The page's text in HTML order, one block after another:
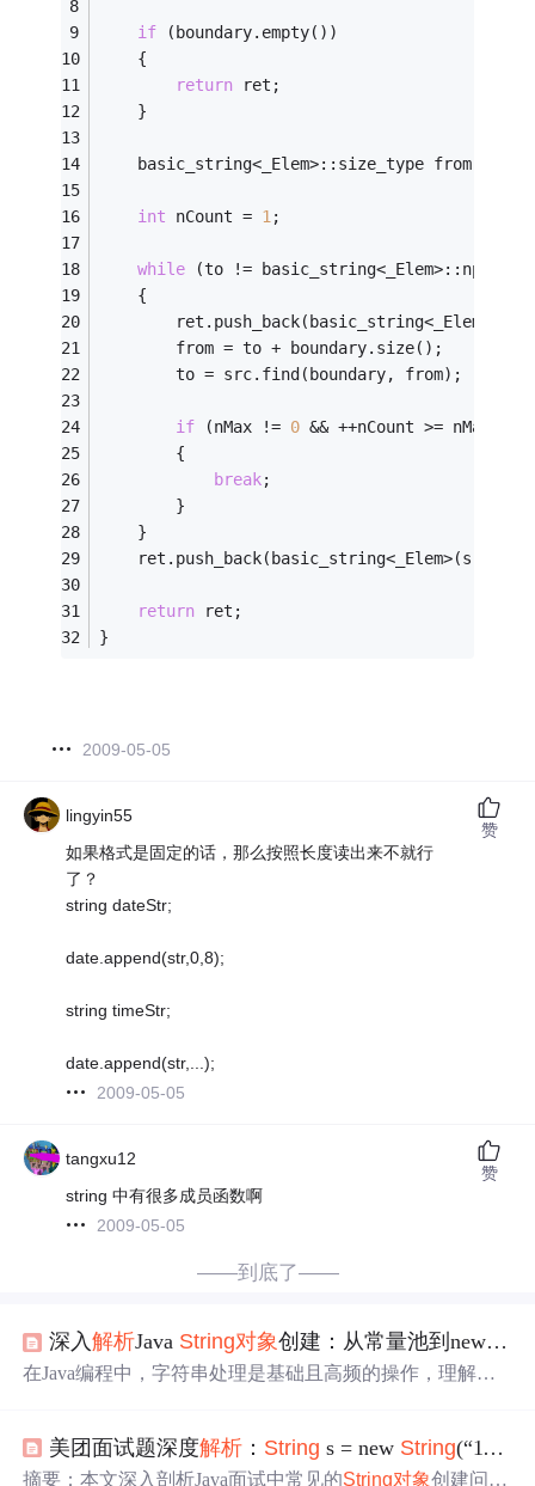
if (boundary.empty())
	{
return ret;
	}
	basic_string<_Elem>::size_type from =
int nCount = 1 ;
while (to != basic_string<_Elem>::npos)
	{
		from = to + boundary.size();
		to = src.find(boundary, from);
if (nMax != 0 && ++nCount >= nMax)
		{
break;
		}
	}
ret.push_back(basic_string<_Elem>(src,
return ret;
}
2009-05-05
lingyin55
如果格式是固定的话，那么按照长度读出来不就行
了？
string dateStr;
date.append(str,0,8);
string timeStr;
date.append(str,...);
2009-05-05
赞
tangxu12
string 中有很多成员函数啊
2009-05-05
赞
——到底了——
深入解析Java String对象创建：从常量池到new
在Java编程中，字符串处理是基础且高频的操作，理解其
内存复用，这是Java性能优化的重要设计。其工作原理涉
及编译期检查、类加载和运行时查找，旨在减少重复对象
美团面试题深度解析 ： String s = new String(“111“) 究竟创建了几个
摘要：本文深入剖析Java面试中常见的String对象创建问